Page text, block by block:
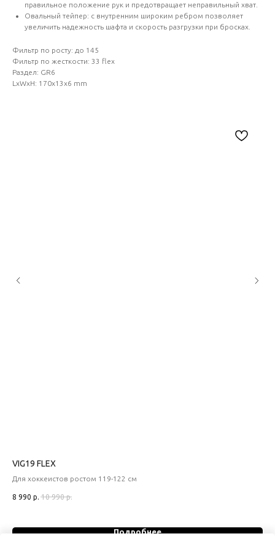
правильное положение рук и предотвращает неправильный хват.
Овальный тейпер: с внутренним широким ребром позволяет
увеличить надежность шафта и скорость разгрузки при бросках.
Фильтр по росту: до 145
Фильтр по жесткости: 33 flex
Раздел: GR6
LxWxH: 170x13x6 mm
VIG19 FLEX
Для хоккеистов ростом 119-122 см
8 990 р. 10 990 р.
Подробнее